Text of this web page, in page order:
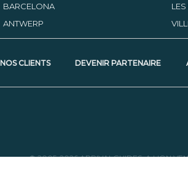
BARCELONA
ANTWERP
NOS CLIENTS DEVENIR PARTENAIRE
© 2005-2026 ARRIVALGUIDES, A LION